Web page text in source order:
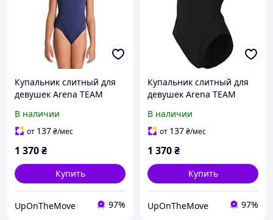
Купальник слитный для
девушек Arena TEAM
SOLID темно-синий Дит
164 см
В наличии
от 137₴/мес
1 370₴
Купить
UpOnTheMove 97%
Купальник слитный для
девушек Arena TEAM
SOLID черный Дит 164 см
В наличии
от 137₴/мес
1 370₴
Купить
UpOnTheMove 97%